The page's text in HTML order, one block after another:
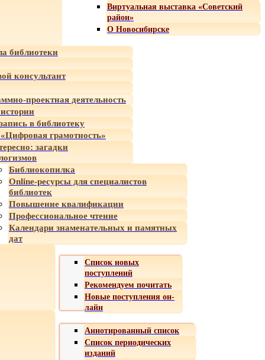
Виртуальная выставка «Советский
район»
О Новосибирске
библиотеки
консультант
проектная деятельность
в библиотеку
грамотность»
загадки
Библиокопилка
Online-ресурсы для специалистов
библиотек
Повышение квалификации
Профессиональное чтение
Календари знаменательных и памятных
дат
Список новых
поступлений
Рекомендуем почитать
Новые поступления он-
лайн
Аннотированный список
Список периодических
изданий